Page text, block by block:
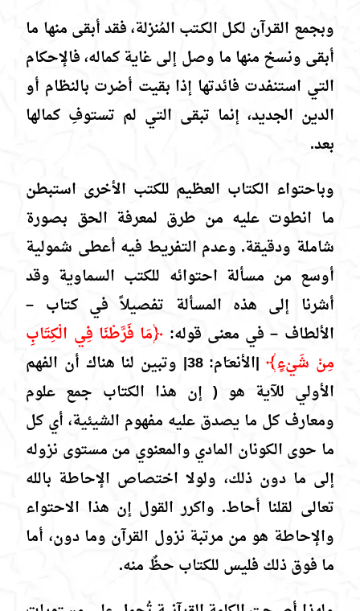
وبجمع القـرآن لكـل الكـتب المُنزلة، فقد أبقى منها ما
أبقى ونسخ منها ما وصل إلى غاية كماله، فالإحكام
التي استنفدت فائدتها إذا بقيت أضرت بالنظام أو
الدين الجديد، إنما تبقى التي لم تستوفِ كمالها
بعد.
وباحتواء الكتاب العظيم للكتب الأخرى استبطن
ما انطوت عليه من طرق لمعرفة الحق بصورة
شاملة ودقيقة. وعدم التفريط فيه أعطى شمولية
أوسع من مسألة احتوائه للكتب السماوية وقد
أشرنا إلى هذه المسألة تفصيلاً في كتاب –
الألطاف – في معنى قوله: ﴿مَا فَرَّطْنَا فِي الْكِتَابِ
مِنْ شَيْءٍ﴾
|الأنعـَام: 38| وتبين لنا هناك أن الفهم
الأولي للآية هو ( إن هذا الكتاب جمع علوم
ومعارف كل ما يصدق عليه مفهوم الشيئية، أي كل
ما حوى الكونان المادي والمعنوي من مستوى نزوله
إلى ما دون ذلك، ولولا اختصاص الإحاطة بالله
تعالى لقلنا أحاط. واكرر القول إن هذا الاحتواء
والإحاطة هو من مرتبة نزول القرآن وما دون، أما
ما فوق ذلك فليس للكتاب حظٌ منه.